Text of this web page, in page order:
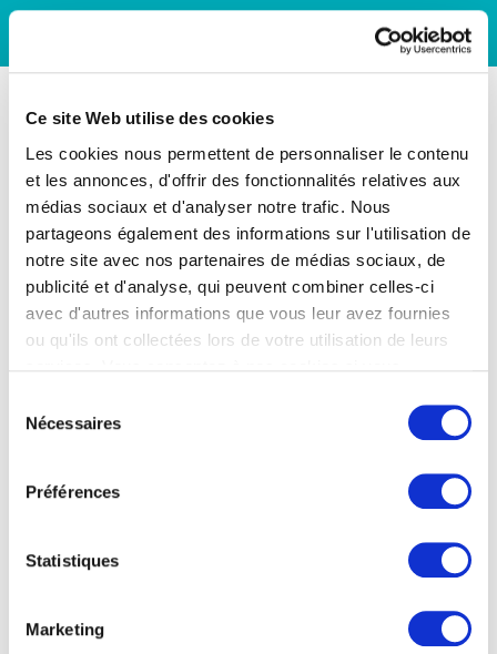
Ce site Web utilise des cookies
Les cookies nous permettent de personnaliser le contenu
et les annonces, d'offrir des fonctionnalités relatives aux
médias sociaux et d'analyser notre trafic. Nous
partageons également des informations sur l'utilisation de
notre site avec nos partenaires de médias sociaux, de
publicité et d'analyse, qui peuvent combiner celles-ci
avec d'autres informations que vous leur avez fournies
ou qu'ils ont collectées lors de votre utilisation de leurs
Nécessaires
Préférences
Statistiques
Marketing